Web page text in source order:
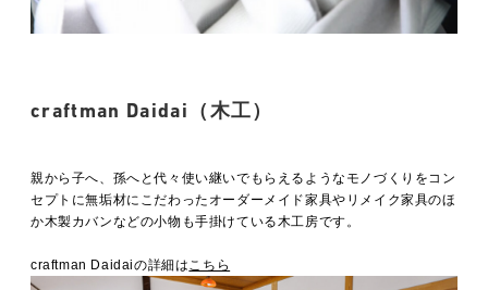
craftman Daidai（木工）
親から子へ、孫へと代々使い継いでもらえるようなモノづくりをコン
セプトに無垢材にこだわったオーダーメイド家具やリメイク家具のほ
か木製カバンなどの小物も手掛けている木工房です。
craftman Daidaiの詳細はこちら